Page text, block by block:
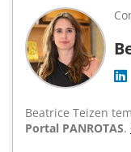
Beatrice Teizen tem
Portal PANROTAS.